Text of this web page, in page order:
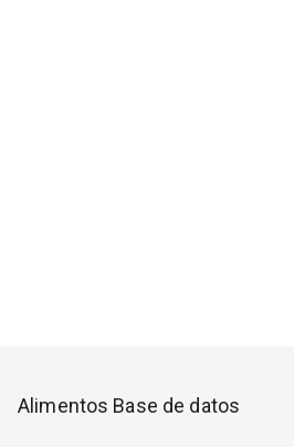
Alimentos Base de datos